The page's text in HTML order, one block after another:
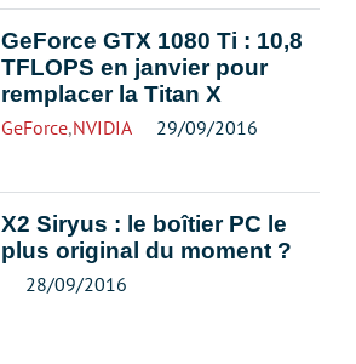
GeForce GTX 1080 Ti : 10,8
TFLOPS en janvier pour
remplacer la Titan X
GeForce,NVIDIA 29/09/2016
X2 Siryus : le boîtier PC le
plus original du moment ?
28/09/2016